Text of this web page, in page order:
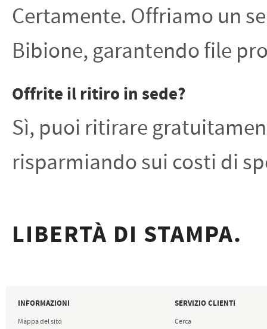
Certamente. Offriamo un
Bibione, garantendo file
Offrite il ritiro in sede?
Sì, puoi ritirare
risparmiando sui costi di
LIBERTÀ DI STAMPA.
INFORMAZIONI
Mappa del sito
SERVIZIO CLIENTI
Cerca